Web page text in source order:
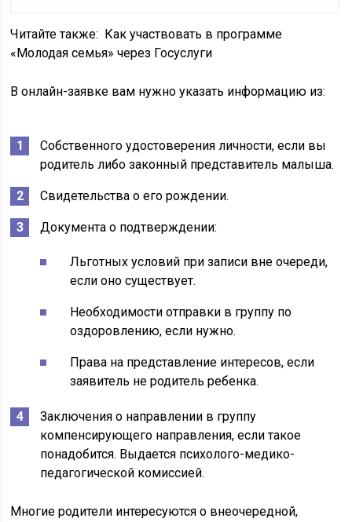
Читайте также: Как участвовать в программе
«Молодая семья» через Госуслуги
В онлайн-заявке вам нужно указать информацию из:
Собственного удостоверения личности, если вы
родитель либо законный представитель малыша.
Свидетельства о его рождении.
Документа о подтверждении:
Льготных условий при записи вне очереди,
если оно существует.
Необходимости отправки в группу по
оздоровлению, если нужно.
Права на представление интересов, если
заявитель не родитель ребенка.
Заключения о направлении в группу
компенсирующего направления, если такое
понадобится. Выдается психолого-медико-
педагогической комиссией.
Многие родители интересуются о внеочередной,